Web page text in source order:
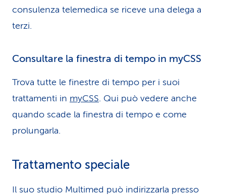
consulenza telemedica se riceve una delega a
terzi.
Consultare la finestra di tempo in myCSS
Trova tutte le finestre di tempo per i suoi
trattamenti in myCSS. Qui può vedere anche
quando scade la finestra di tempo e come
prolungarla.
Trattamento speciale
Il suo studio Multimed può indirizzarla presso